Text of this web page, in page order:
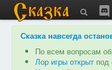
Сказка навсегда
По всем вопросам
Лор игры открыт под